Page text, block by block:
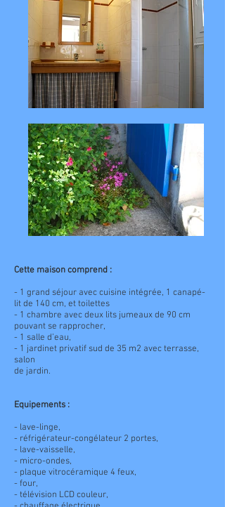
Cette maison comprend :
- 1 grand séjour avec cuisine intégrée, 1 canapé-
lit de 140 cm, et toilettes
- 1 chambre avec deux lits jumeaux de 90 cm
pouvant se rapprocher,
- 1 salle d’eau,
- 1 jardinet privatif sud de 35 m2 avec terrasse,
salon
de jardin.
Equipements :
- lave-linge,
- réfrigérateur-congélateur 2 portes,
- lave-vaisselle,
- micro-ondes,
- plaque vitrocéramique 4 feux,
- four,
- télévision LCD couleur,